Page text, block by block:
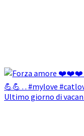
Ultimo giorno di